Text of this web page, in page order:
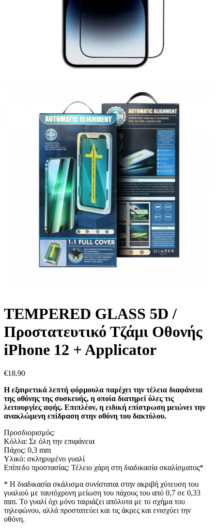
TEMPERED GLASS 5D /
Προστατευτικό Τζάμι Οθονής
iPhone 12 + Applicator
€18.90
Η εξαιρετικά λεπτή φόρμουλα παρέχει την τέλεια διαφάνεια
της οθόνης της συσκευής, η οποία διατηρεί όλες τις
λειτουργίες αφής. Επιπλέον, η ειδική επίστρωση μειώνει την
ανακλώμενη επίδραση στην οθόνη του δακτύλου.
Προσδιορισμός:
Κόλλα: Σε όλη την επιφάνεια
Πάχος: 0,3 mm
Υλικό: σκληρυμένο γυαλί
Επίπεδο προστασίας: Τέλειο χάρη στη διαδικασία σκαλίσματος*
* Η διαδικασία σκάλισμα συνίσταται στην ακριβή χύτευση του
γυαλιού με ταυτόχρονη μείωση του πάχους του από 0,7 σε 0,33
mm. Το γυαλί όχι μόνο ταιριάζει απόλυτα με το σχήμα του
τηλεφώνου, αλλά προστατεύει και τις άκρες και ενισχύει την
οθόνη.